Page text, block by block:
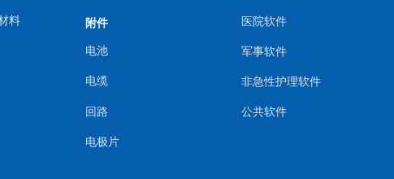
料
医院软件
军事软件
非急性护理软件
公共软件
附件
电池
电缆
回路
电极片